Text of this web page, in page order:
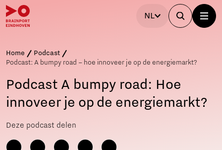
NL
Home
Podcast
Podcast: A bumpy road – hoe innoveer je op de energiemarkt?
Podcast A bumpy road: Hoe
innoveer je op de energiemarkt?
Deze podcast delen